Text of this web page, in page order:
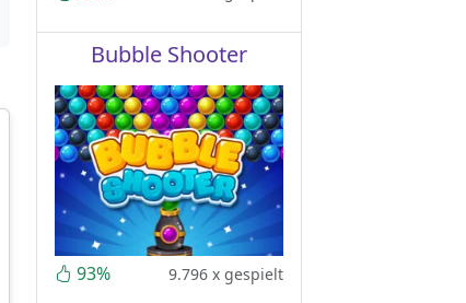
Bubble Shooter
93% 9.796 x gespielt